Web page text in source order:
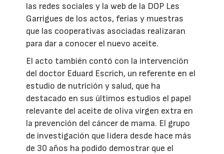
las redes sociales y la web de la DOP Les
Garrigues de los actos, ferias y muestras
que las cooperativas asociadas realizaran
para dar a conocer el nuevo aceite.
El acto también contó con la intervención
del doctor Eduard Escrich, un referente en el
estudio de nutrición y salud, que ha
destacado en sus últimos estudios el papel
relevante del aceite de oliva virgen extra en
la prevención del cáncer de mama. El grupo
de investigación que lidera desde hace más
de 30 años ha podido demostrar que el